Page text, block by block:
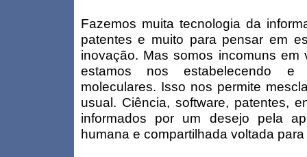
Fazemos muita tecnologia da
patentes e muito para pensar em
inovação. Mas somos incomuns
estamos nos estabelecendo e
moleculares. Isso nos permite
usual. Ciência, software, patentes,
informados por um desejo pela
humana e compartilhada voltada